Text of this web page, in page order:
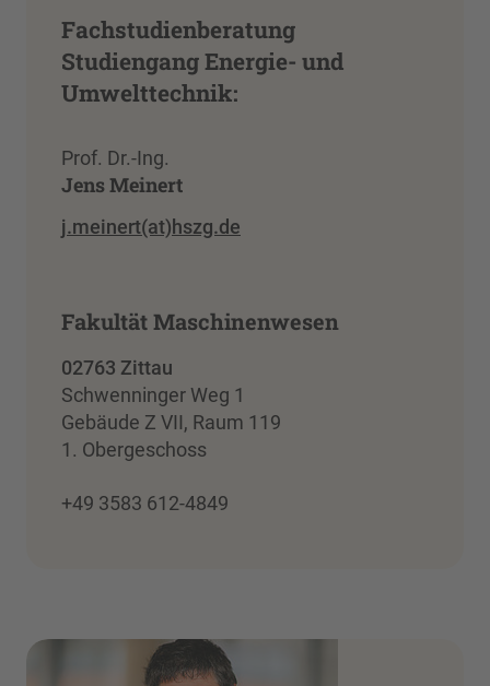
Fachstudienberatung
Studiengang Energie- und
Umwelttechnik:
Prof. Dr.-Ing.
Jens Meinert
j.meinert(at)hszg.de
Fakultät Maschinenwesen
02763 Zittau
Schwenninger Weg 1
Gebäude Z VII, Raum 119
1. Obergeschoss
+49 3583 612-4849